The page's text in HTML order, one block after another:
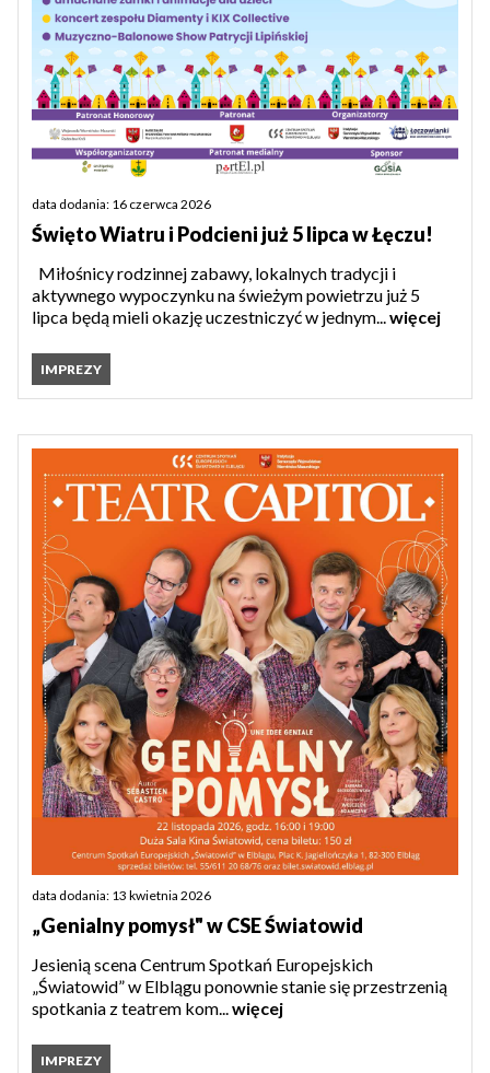
data dodania: 16 czerwca 2026
Święto Wiatru i Podcieni już 5 lipca w Łęczu!
Miłośnicy rodzinnej zabawy, lokalnych tradycji i
aktywnego wypoczynku na świeżym powietrzu już 5
lipca będą mieli okazję uczestniczyć w jednym...więcej
IMPREZY
data dodania: 13 kwietnia 2026
„Genialny pomysł" w CSE Światowid
Jesienią scena Centrum Spotkań Europejskich
„Światowid” w Elblągu ponownie stanie się przestrzenią
spotkania z teatrem kom...więcej
IMPREZY